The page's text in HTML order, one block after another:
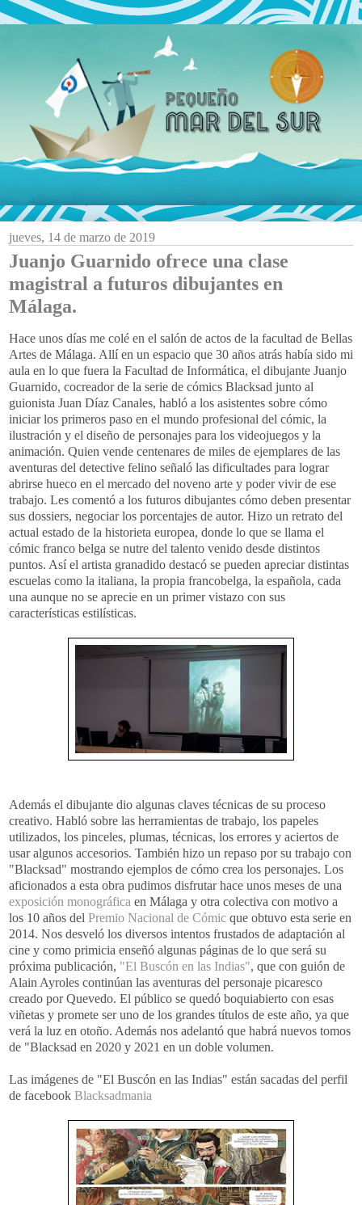
jueves, 14 de marzo de 2019
Juanjo Guarnido ofrece una clase
magistral a futuros dibujantes en
Málaga.
Hace unos días me colé en el salón de actos de la facultad de Bellas
Artes de Málaga. Allí en un espacio que 30 años atrás había sido mi
aula en lo que fuera la Facultad de Informática, el dibujante Juanjo
Guarnido, cocreador de la serie de cómics Blacksad junto al
guionista Juan Díaz Canales, habló a los asistentes sobre cómo
iniciar los primeros paso en el mundo profesional del cómic, la
ilustración y el diseño de personajes para los videojuegos y la
animación. Quien vende centenares de miles de ejemplares de las
aventuras del detective felino señaló las dificultades para lograr
abrirse hueco en el mercado del noveno arte y poder vivir de ese
trabajo. Les comentó a los futuros dibujantes cómo deben presentar
sus dossiers, negociar los porcentajes de autor. Hizo un retrato del
actual estado de la historieta europea, donde lo que se llama el
cómic franco belga se nutre del talento venido desde distintos
puntos. Así el artista granadido destacó se pueden apreciar distintas
escuelas como la italiana, la propia francobelga, la española, cada
una aunque no se aprecie en un primer vistazo con sus
características estilísticas.
Además el dibujante dio algunas claves técnicas de su proceso
creativo. Habló sobre las herramientas de trabajo, los papeles
utilizados, los pinceles, plumas, técnicas, los errores y aciertos de
usar algunos accesorios. También hizo un repaso por su trabajo con
"Blacksad" mostrando ejemplos de cómo crea los personajes. Los
aficionados a esta obra pudimos disfrutar hace unos meses de una
exposición monográfica en Málaga y otra colectiva con motivo a
los 10 años del Premio Nacional de Cómic que obtuvo esta serie en
2014. Nos desveló los diversos intentos frustados de adaptación al
cine y como primicia enseñó algunas páginas de lo que será su
próxima publicación, "El Buscón en las Indias", que con guión de
Alain Ayroles continúan las aventuras del personaje picaresco
creado por Quevedo. El público se quedó boquiabierto con esas
viñetas y promete ser uno de los grandes títulos de este año, ya que
verá la luz en otoño. Además nos adelantó que habrá nuevos tomos
de "Blacksad en 2020 y 2021 en un doble volumen.
Las imágenes de "El Buscón en las Indias" están sacadas del perfil
de facebook Blacksadmania